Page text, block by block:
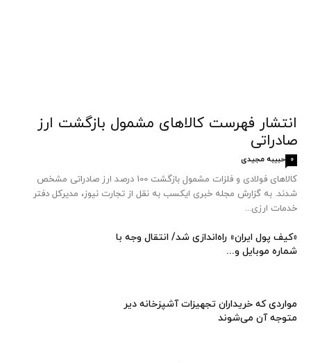
انتشار فهرست کالاهای مشمول بازگشت ارز
صادراتی
حبیبه مجیدی 0
کالاهای فولادی و فلزات مشمول بازگشت 100 درصد ارز صادراتی مشخص
شدند. به گزارش مجله خبری ایکسب به نقل از تجارت نیوز، مدیرکل دفتر
خدمات ارزی...
«کیف پول ایران» راه‌اندازی شد/ انتقال وجه با
شماره موبایل و...
مواردی که خریداران تجهیزات آشپزخانه دیر
متوجه آن می‌شوند